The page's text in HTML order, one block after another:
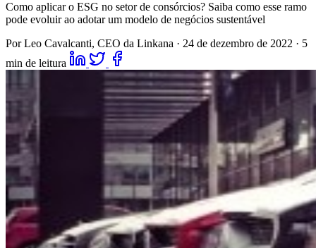
Como aplicar o ESG no setor de consórcios? Saiba como esse ramo
pode evoluir ao adotar um modelo de negócios sustentável
Por Leo Cavalcanti, CEO da Linkana · 24 de dezembro de 2022 · 5
min de leitura